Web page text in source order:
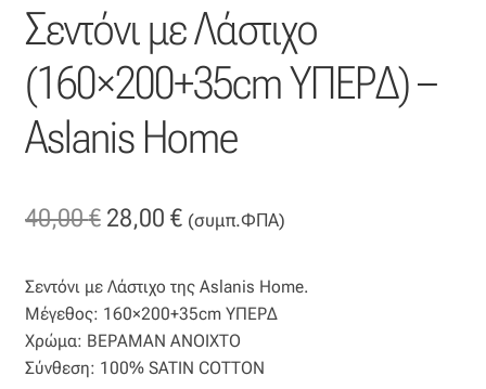
Λογαριασμός
Όλα τα υφάσματα
Black-out
Βελούδο
Βελουτέ
Σεντόνι με Λάστιχο
(160×200+35cm ΥΠΕΡΔ) –
Aslanis Home
40,00€ Original
was:
40,00 €.
28,00 €Η
τιμή
είναι:
28,00 €.
(συμπ.ΦΠΑ)
Σεντόνι με Λάστιχο της Aslanis Home.
Μέγεθος: 160×200+35cm ΥΠΕΡΔ
Χρώμα: ΒΕΡΑΜΑΝ ΑΝΟΙΧΤΟ
Σύνθεση: 100% SATIN COTTON